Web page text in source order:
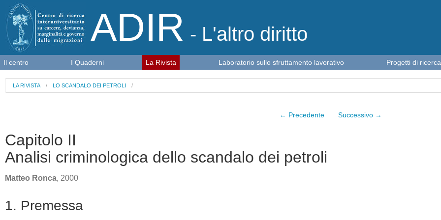
ADIR - L'altro diritto
LA RIVISTA / LO SCANDALO DEI PETROLI /
← Precedente Successivo →
Capitolo II
Analisi criminologica dello scandalo dei petroli
Matteo Ronca, 2000
1. Premessa
Il centro I Quaderni La Rivista Laboratorio sullo sfruttamento lavorativo Progetti di ricerca